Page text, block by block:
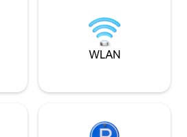
Wohnbereich
Zimmer. In der
– perfekt für
können gemietet
separate
inbegriffen ist.
WLAN